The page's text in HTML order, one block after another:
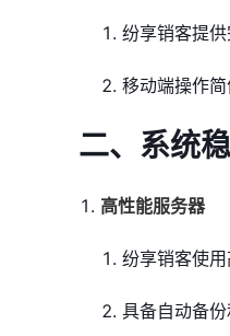
纷享销客提
移动端操作简
二、系统
高性能服务器
纷享销客使
具备自动备份